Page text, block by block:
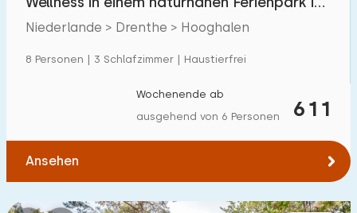
€ 0 — € 1000+
Drenthe
Niederlande > Drenthe > Hooghalen
8 Personen | 3 Schlafzimmer | Haustierfrei
611
Wochenende ab
ausgehend von 6 Personen
Ansehen